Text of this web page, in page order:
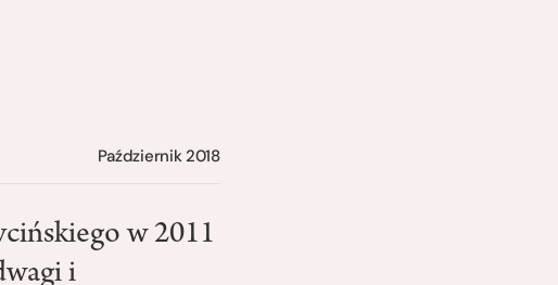
Październik 2018
w 2011
i